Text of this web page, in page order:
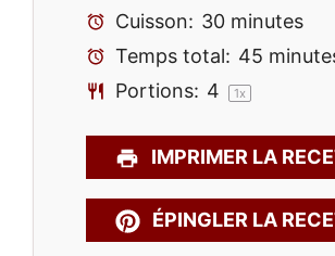
Cuisson: 30 minutes
Temps total: 45
Portions: 4 1x
IMPRIMER LA
ÉPINGLER LA